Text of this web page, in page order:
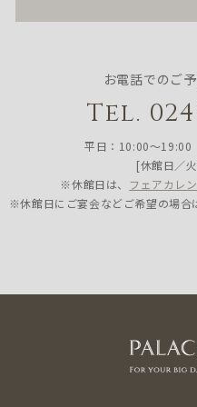
お電話でのご
Tel.
平日：10:00〜
[休館日／
※休館日は、 フェアカレ
※休館日にご宴会などご希望の場合